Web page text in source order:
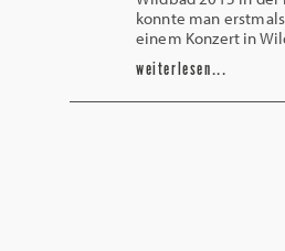
konnte man
einem Konzert in
weiterlesen...